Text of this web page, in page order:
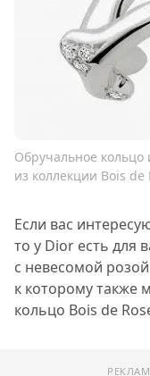
Обручальное кольцо
из коллекции Bois de
Если вас
то у Dior есть для
с невесомой
к которому также
кольцо Bois de